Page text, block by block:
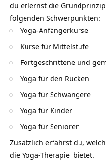
du erlernst die
folgenden Schwerpunkten:
Yoga-Anfängerkurse
Kurse für Mittelstufe
Fortgeschrittene und
Yoga für den Rücken
Yoga für Schwangere
Yoga für Kinder
Yoga für Senioren
Zusätzlich erfährst du,
die Yoga-Therapie bietet.